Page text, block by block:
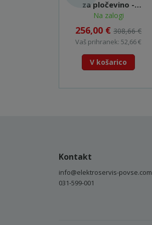
za pločevino -
DJS130Z
Na zalogi
256,00 € 308,66 €
Vaš prihranek: 52,66 €
V košarico
Kontakt
info@elektroservis-povse.com
031-599-001